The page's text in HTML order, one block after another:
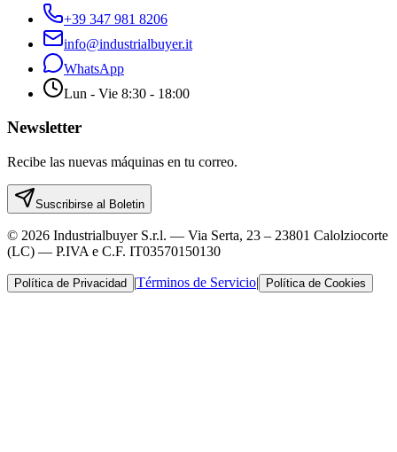
+39 347 981 8206
info@industrialbuyer.it
WhatsApp
Lun - Vie 8:30 - 18:00
Newsletter
Recibe las nuevas máquinas en tu correo.
Suscribirse al Boletin
© 2026 Industrialbuyer S.r.l. — Via Serta, 23 – 23801 Calolziocorte
(LC) — P.IVA e C.F. IT03570150130
Política de Privacidad |Términos de Servicio| Política de Cookies